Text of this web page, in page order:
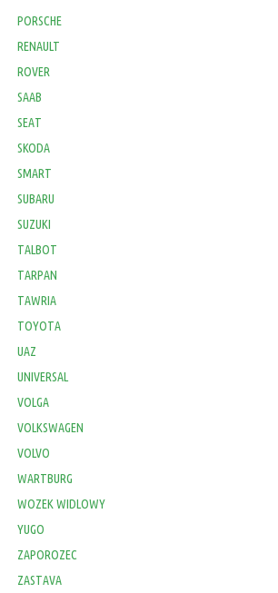
PORSCHE
RENAULT
ROVER
SAAB
SEAT
SKODA
SMART
SUBARU
SUZUKI
TALBOT
TARPAN
TAWRIA
TOYOTA
UAZ
UNIVERSAL
VOLGA
VOLKSWAGEN
VOLVO
WARTBURG
WOZEK WIDLOWY
YUGO
ZAPOROZEC
ZASTAVA